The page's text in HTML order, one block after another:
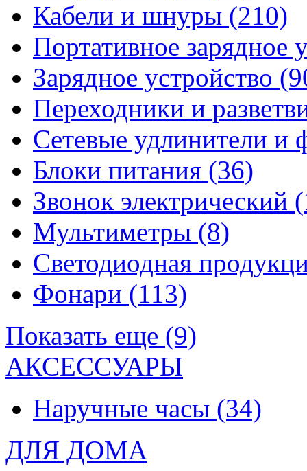
Кабели и шнуры (210)
Портативное зарядное
Зарядное устройство
Переходники и
Сетевые удлинители и
Блоки питания (36)
Звонок электрический
Мультиметры (8)
Светодиодная
Фонари (113)
Показать еще (9)
АКСЕССУАРЫ
Наручные часы (34)
ДЛЯ ДОМА